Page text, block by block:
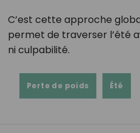
C’est cette approche
permet de traverser l’été
ni culpabilité.
Perte de poids Été